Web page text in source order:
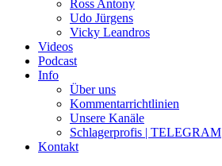
Ross Antony
Udo Jürgens
Vicky Leandros
Videos
Podcast
Info
Über uns
Kommentarrichtlinien
Unsere Kanäle
Schlagerprofis | TELEGRAM
Kontakt